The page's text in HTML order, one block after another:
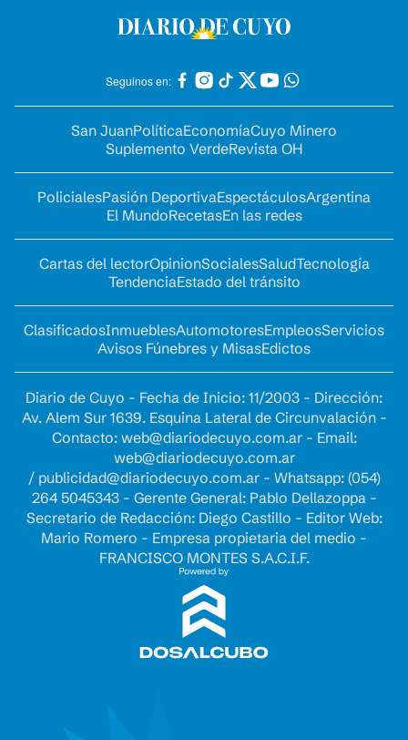
Seguinos en:
San JuanPolíticaEconomíaCuyo Minero
Suplemento VerdeRevista OH
PolicialesPasión DeportivaEspectáculosArgentina
El MundoRecetasEn las redes
Cartas del lectorOpinionSocialesSaludTecnología
TendenciaEstado del tránsito
ClasificadosInmueblesAutomotoresEmpleosServicios
Avisos Fúnebres y MisasEdictos
Diario de Cuyo - Fecha de Inicio: 11/2003 - Dirección:
Av. Alem Sur 1639. Esquina Lateral de Circunvalación -
Contacto: web@diariodecuyo.com.ar- Email:
web@diariodecuyo.com.ar
/ publicidad@diariodecuyo.com.ar- Whatsapp: (054)
264 5045343 - Gerente General: Pablo Dellazoppa -
Secretario de Redacción: Diego Castillo - Editor Web:
Mario Romero - Empresa propietaria del medio -
FRANCISCO MONTES S.A.C.I.F.